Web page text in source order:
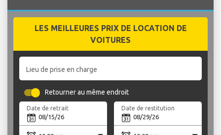
LES MEILLEURES PRIX DE LOCATION DE
VOITURES
Lieu de prise en charge
Retourner au même endroit
Date de retrait Date de restitution